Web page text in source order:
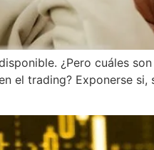
¿Pero cuáles
el trading? Exponerse si,